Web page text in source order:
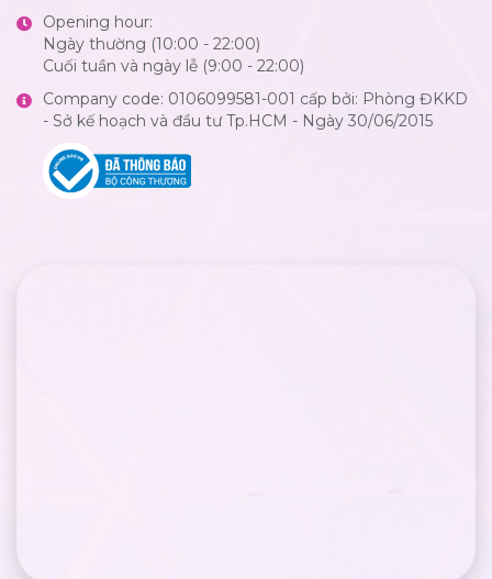
Opening hour:
Ngày thường (10:00 - 22:00)
Cuối tuần và ngày lễ (9:00 - 22:00)
Company code: 0106099581-001 cấp bởi: Phòng ĐKKD
- Sở kế hoạch và đầu tư Tp.HCM - Ngày 30/06/2015